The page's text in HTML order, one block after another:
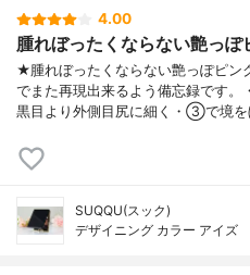
4.00
腫れぼったくならない艶っぽ
★腫れぼったくならない艶っぽピ
でまた再現出来るよう備忘録です
黒目より外側目尻に細く・③で境
SUQQU(スック)
デザイニング カラー アイズ